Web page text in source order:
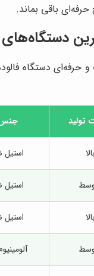
باقی بماند.
دستگاه
تولید جنس
بالا
بالا